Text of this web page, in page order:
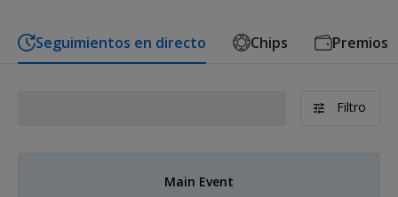
Seguimientos en directo Chips Premios
Filtro
Main Event